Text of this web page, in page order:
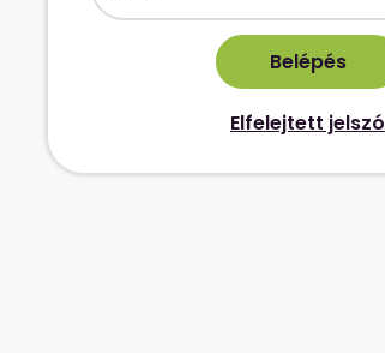
Elfelejtett jelszó